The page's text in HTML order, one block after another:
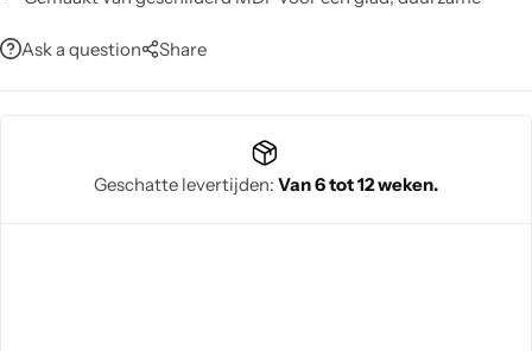
Zorgt voor stabiliteit dankzij stevige houten poten
Compatibel met optionele bijzettafel voor extra
functionaliteit
Ask a question Share
Geschatte levertijden: Van 6 tot 12 weken.